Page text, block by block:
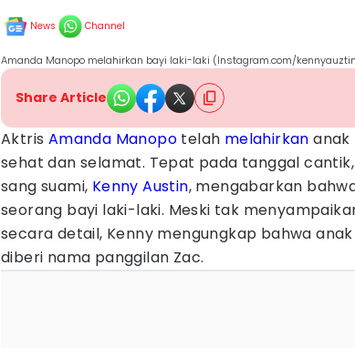
News Channel
Amanda Manopo melahirkan bayi laki-laki (Instagram.com/
Share Article
Aktris Amanda Manopo telah melahirkan anak
sehat dan selamat. Tepat pada tanggal
sang suami, Kenny Austin, mengabarkan
seorang bayi laki-laki. Meski tak
secara detail, Kenny mengungkap bahwa
diberi nama panggilan Zac.